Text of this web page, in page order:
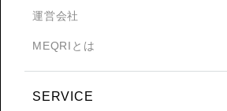
運営会社
MEQRIとは
SERVICE